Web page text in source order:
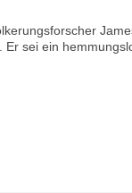
sei ein